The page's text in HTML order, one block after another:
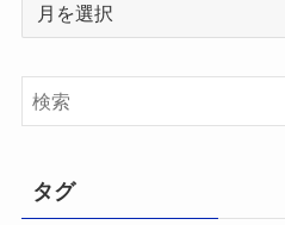
イ
タグ